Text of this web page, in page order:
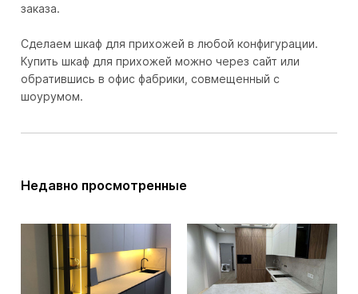
заказа.
Сделаем шкаф для прихожей в любой конфигурации.
Купить шкаф для прихожей можно через сайт или
обратившись в офис фабрики, совмещенный с
шоурумом.
Недавно просмотренные